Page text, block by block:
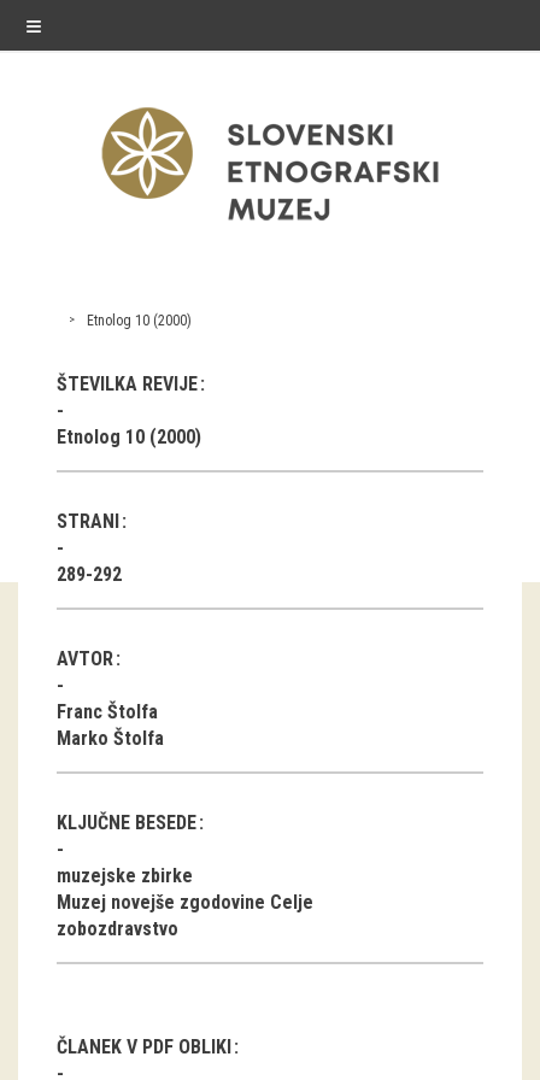
≡
exhibitions
Exhibitions in SEM
Past exhibitions
Virtual tours
public programme
Guided tours
Group visits
education
publications
Etnolog
Books
projects
Etnolog 10 (2000)
ŠTEVILKA REVIJE
Etnolog 10 (2000)
STRANI
289-292
AVTOR
Franc Štolfa
Marko Štolfa
KLJUČNE BESEDE
muzejske zbirke
Muzej novejše zgodovine Celje
zobozdravstvo
ČLANEK V PDF OBLIKI